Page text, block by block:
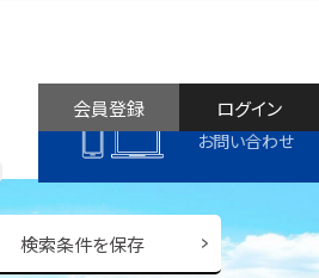
お問い合わせ
ログイン
会員登録
検索条件を保存